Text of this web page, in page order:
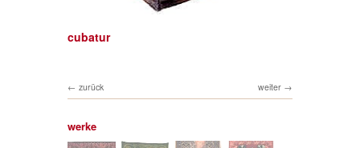
cubatur
weiter
zurück
werke